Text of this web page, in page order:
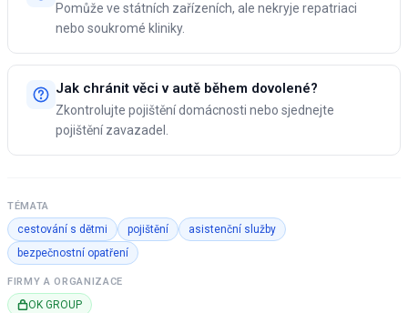
Pomůže ve státních zařízeních, ale nekryje repatriaci
nebo soukromé kliniky.
Jak chránit věci v autě během dovolené?
Zkontrolujte pojištění domácnosti nebo sjednejte
pojištění zavazadel.
TÉMATA
cestování s dětmi pojištění
asistenční služby
bezpečnostní opatření
FIRMY A ORGANIZACE
OK GROUP